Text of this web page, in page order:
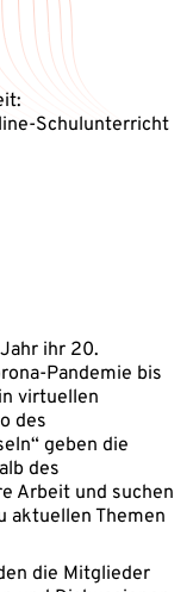
Schulunterricht
ihr 20.
Pandemie bis
virtuellen
des
geben die
des
Arbeit und suchen
aktuellen Themen
die Mitglieder